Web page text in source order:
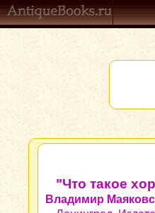
"Что такое
Владимир